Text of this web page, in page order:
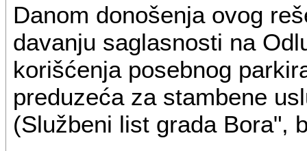
Danom donošenja ovog
davanju saglasnosti na
korišćenja posebnog
preduzeća za stambene
(Službeni list grada Bora",